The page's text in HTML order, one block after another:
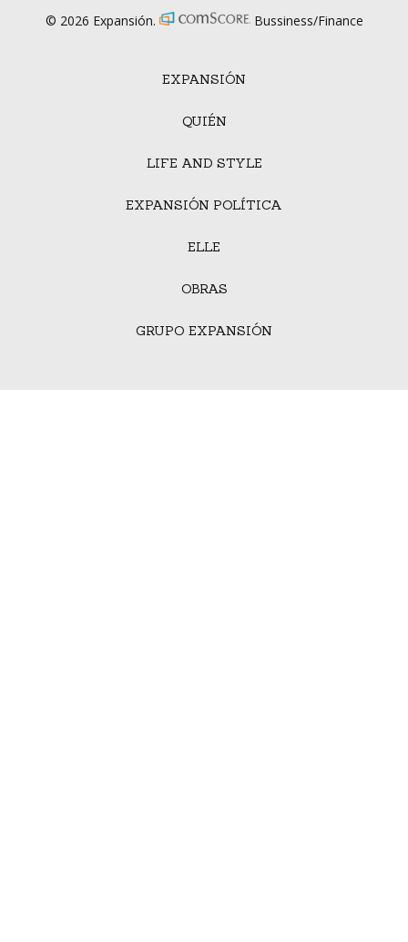
EXPANSIÓN
QUIÉN
LIFE AND STYLE
EXPANSIÓN POLÍTICA
ELLE
OBRAS
GRUPO EXPANSIÓN
© 2026 Expansión. Bussiness/Finance